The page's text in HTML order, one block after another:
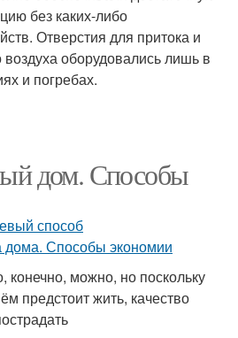
без каких-либо
Отверстия для притока и
оборудовались лишь в
и погребах.
дом. Способы
можно, но поскольку
предстоит жить, качество